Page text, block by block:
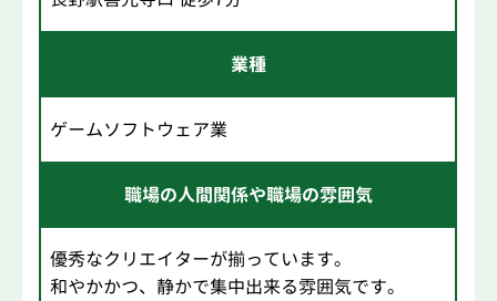
業種
ゲームソフトウェア業
職場の人間関係や職場の雰囲気
優秀なクリエイターが揃っています。
和やかかつ、静かで集中出来る雰囲気です。